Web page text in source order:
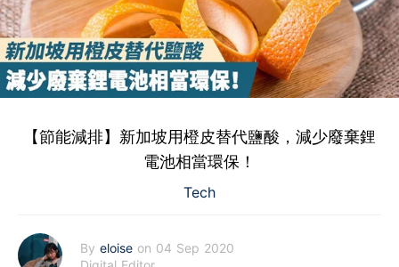
【節能減排】新加坡用橙皮替代鹽酸，減少廢棄鋰
電池相當環保！
Tech
By eloise on 04 Sep 2020